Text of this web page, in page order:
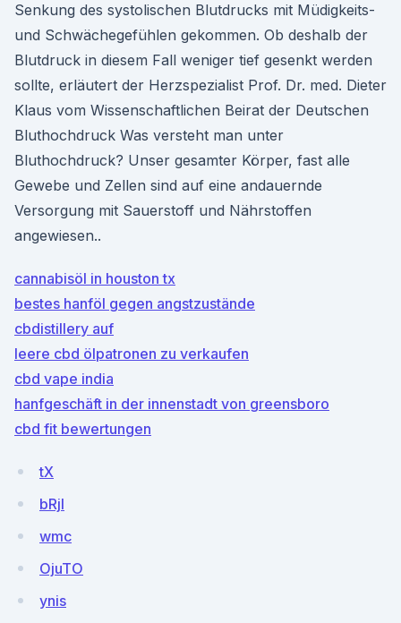
Senkung des systolischen Blutdrucks mit Müdigkeits-
und Schwächegefühlen gekommen. Ob deshalb der
Blutdruck in diesem Fall weniger tief gesenkt werden
sollte, erläutert der Herzspezialist Prof. Dr. med. Dieter
Klaus vom Wissenschaftlichen Beirat der Deutschen
Bluthochdruck Was versteht man unter
Bluthochdruck? Unser gesamter Körper, fast alle
Gewebe und Zellen sind auf eine andauernde
Versorgung mit Sauerstoff und Nährstoffen
angewiesen..
cannabisöl in houston tx
bestes hanföl gegen angstzustände
cbdistillery auf
leere cbd ölpatronen zu verkaufen
cbd vape india
hanfgeschäft in der innenstadt von greensboro
cbd fit bewertungen
tX
bRjI
wmc
OjuTO
ynis